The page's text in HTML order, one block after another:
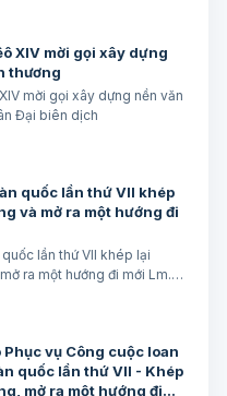
II): Kb 1, 12…
XIV mời gọi xây dựng
thương
mời gọi xây dựng nền văn
Đại biên dịch
quốc lần thứ VII khép
và mở ra một hướng đi
lần thứ VII khép lại
ra một hướng đi mới Lm.
vụ Công cuộc loan
quốc lần thứ VII - Khép
mở ra một hướng đi